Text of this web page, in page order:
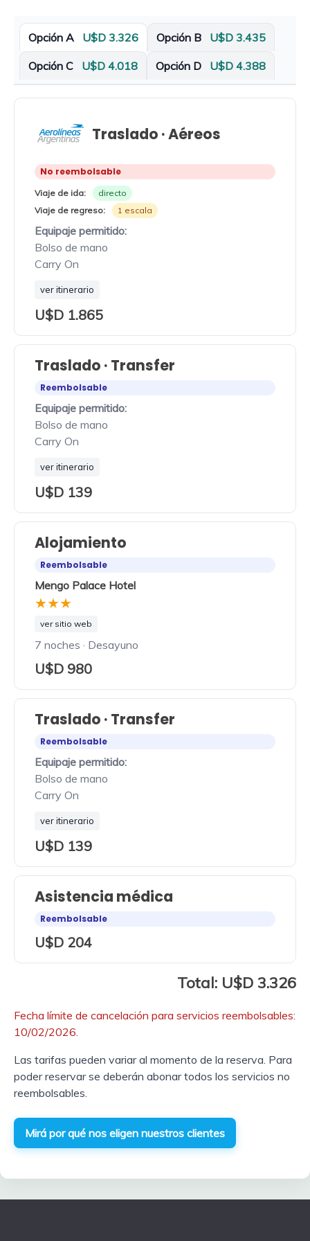
Opción A U$D 3.326 Opción B U$D 3.435
Opción C U$D 4.018 Opción D U$D 4.388
Traslado · Aéreos
No reembolsable
Viaje de ida:
directo
Viaje de regreso:
1 escala
Equipaje permitido:
Bolso de mano
Carry On
ver itinerario
U$D 1.865
Traslado · Transfer
Reembolsable
Equipaje permitido:
Bolso de mano
Carry On
ver itinerario
U$D 139
Alojamiento
Reembolsable
Mengo Palace Hotel
★★★
ver sitio web
7 noches · Desayuno
U$D 980
Traslado · Transfer
Reembolsable
Equipaje permitido:
Bolso de mano
Carry On
ver itinerario
U$D 139
Asistencia médica
Reembolsable
U$D 204
Total: U$D 3.326
Fecha límite de cancelación para servicios reembolsables:
10/02/2026.
Las tarifas pueden variar al momento de la reserva. Para
poder reservar se deberán abonar todos los servicios no
reembolsables.
Mirá por qué nos eligen nuestros clientes